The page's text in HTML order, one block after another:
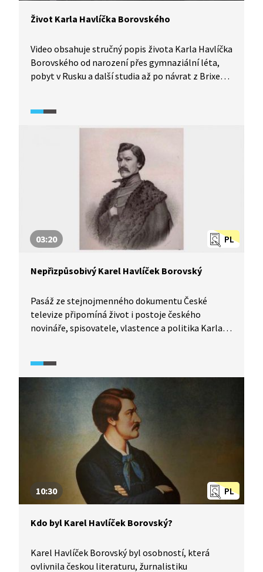
Život Karla Havlíčka Borovského
Video obsahuje stručný popis života Karla Havlíčka
Borovského od narození přes gymnaziální léta,
pobyt v Rusku a další studia až po návrat z Brixenu
PL
03:20
Nepřizpůsobivý Karel Havlíček Borovský
Pasáž ze stejnojmenného dokumentu České
televize připomíná život i postoje českého
novináře, spisovatele, vlastence a politika Karla
PL
10:30
Kdo byl Karel Havlíček Borovský?
Karel Havlíček Borovský byl osobností, která
ovlivnila českou literaturu, žurnalistiku